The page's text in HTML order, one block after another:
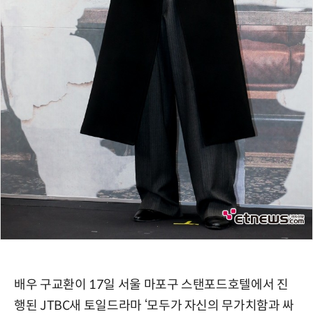
배우 구교환이 17일 서울 마포구 스탠포드호텔에서 진
행된 JTBC새 토일드라마 ‘모두가 자신의 무가치함과 싸